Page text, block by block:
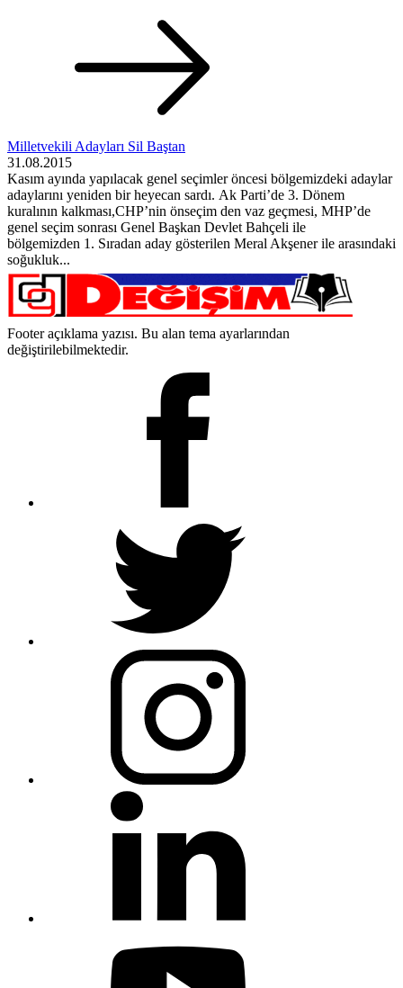
Milletvekili Adayları Sil Baştan
31.08.2015
Kasım ayında yapılacak genel seçimler öncesi bölgemizdeki adaylar
adaylarını yeniden bir heyecan sardı. Ak Parti’de 3. Dönem
kuralının kalkması,CHP’nin önseçim den vaz geçmesi, MHP’de
genel seçim sonrası Genel Başkan Devlet Bahçeli ile
bölgemizden 1. Sıradan aday gösterilen Meral Akşener ile arasındaki
soğukluk...
Footer açıklama yazısı. Bu alan tema ayarlarından
değiştirilebilmektedir.